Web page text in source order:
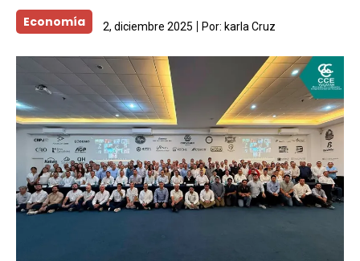
Economía 2, diciembre 2025 Por: karla Cruz